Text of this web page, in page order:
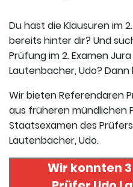
Du hast die Klausuren im
bereits hinter dir? Und
Prüfung im 2. Examen
Lautenbacher, Udo?
Wir bieten Referendaren
aus früheren mündlichen
Staatsexamen des
Lautenbacher, Udo.
Wir konnten